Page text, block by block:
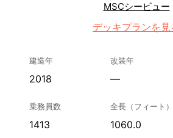
MSCシービュー
デッキプランを見
建造年
2018
改装年
—
乗務員数
1413
全長（フィート）
1060.0